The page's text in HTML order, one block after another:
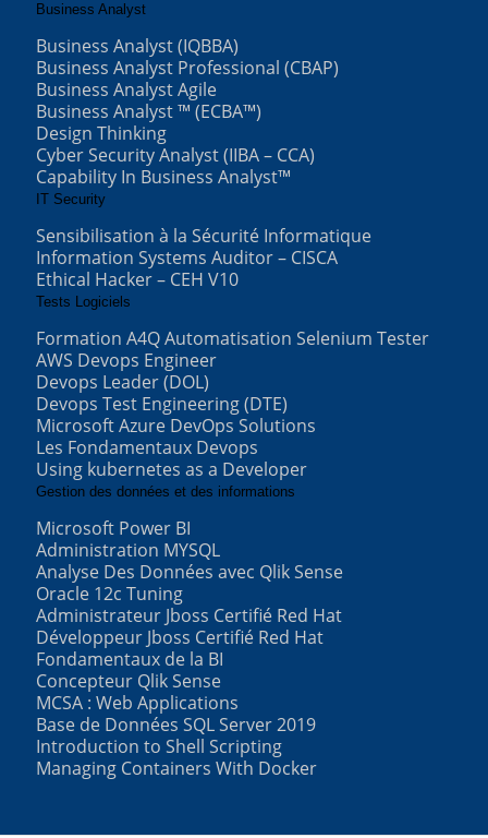
Business Analyst
Business Analyst (IQBBA)
Business Analyst Professional (CBAP)
Business Analyst Agile
Business Analyst ™ (ECBA™)
Design Thinking
Cyber Security Analyst (IIBA – CCA)
Capability In Business Analyst™
IT Security
Sensibilisation à la Sécurité Informatique
Information Systems Auditor – CISCA
Ethical Hacker – CEH V10
Tests Logiciels
Formation A4Q Automatisation Selenium Tester
AWS Devops Engineer
Devops Leader (DOL)
Devops Test Engineering (DTE)
Microsoft Azure DevOps Solutions
Les Fondamentaux Devops
Using kubernetes as a Developer
Gestion des données et des informations
Microsoft Power BI
Administration MYSQL
Analyse Des Données avec Qlik Sense
Oracle 12c Tuning
Administrateur Jboss Certifié Red Hat
Développeur Jboss Certifié Red Hat
Fondamentaux de la BI
Concepteur Qlik Sense
MCSA : Web Applications
Base de Données SQL Server 2019
Introduction to Shell Scripting
Managing Containers With Docker